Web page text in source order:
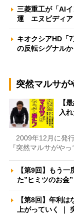
三菱重工が「AI
運 エヌビディ
キオクシアHD「
の反転シグナル
突然マルサが
【
入
2009年12月に発
『突然マルサがや
【第9回】もう
た”ヒミツのお金
【第8回】年利
上がっていく ｜